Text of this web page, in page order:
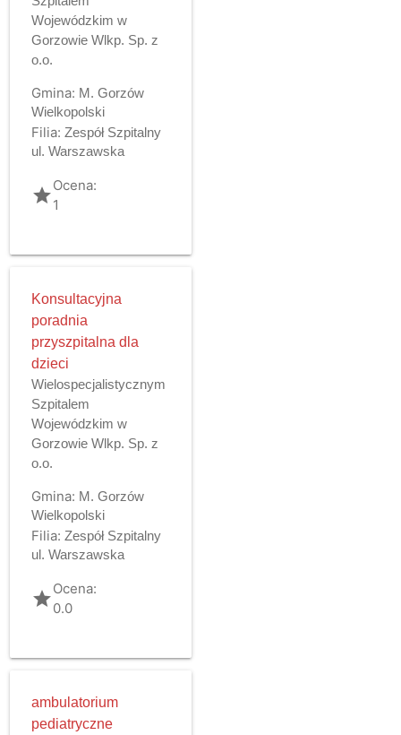
Wojewódzkim w
Gorzowie Wlkp. Sp. z
o.o.
Gmina: M. Gorzów
Wielkopolski
Filia: Zespół Szpitalny
ul. Warszawska
gradeOcena:
1
Konsultacyjna
poradnia
przyszpitalna dla
dzieci
Wielospecjalistycznym
Szpitalem
Wojewódzkim w
Gorzowie Wlkp. Sp. z
o.o.
Gmina: M. Gorzów
Wielkopolski
Filia: Zespół Szpitalny
ul. Warszawska
gradeOcena:
0.0
ambulatorium
pediatryczne